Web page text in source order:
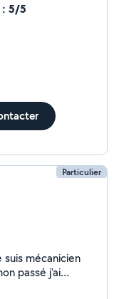
: 5/5
Particulier
mécanicien
passé j'ai